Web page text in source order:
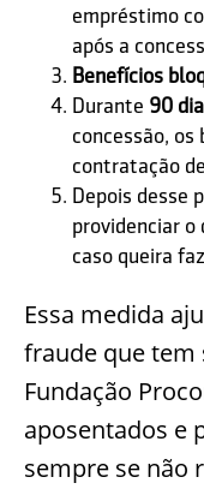
empréstimo
após a
Benefícios
Durante 90
concessão,
contratação
Depois desse
providenciar o
caso queira
Essa medida
fraude que tem
Fundação
aposentados e
sempre se não